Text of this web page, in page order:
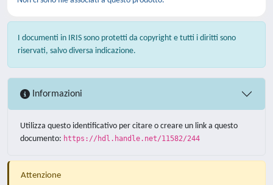
I documenti in IRIS sono protetti da copyright e tutti i diritti sono
riservati, salvo diversa indicazione.
Informazioni
Utilizza questo identificativo per citare o creare un link a questo
documento: https://hdl.handle.net/11582/244
Attenzione